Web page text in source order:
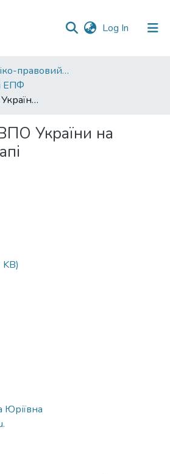
Log In (current)
04. Економіко-правовий факультет
ЕПФ
Гарантії для ВПО України на сучасному етапі
України на
Юріївна